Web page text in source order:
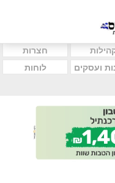
חצרות
ועסקים
לוחות